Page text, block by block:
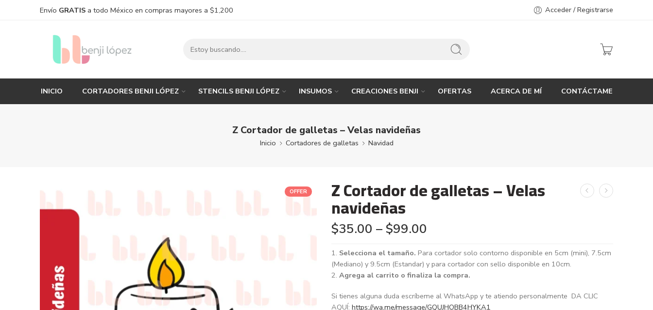
Envío GRATIS a todo México en compras mayores a $1,200 Acceder / Registrarse
INICIO CORTADORES BENJI LÓPEZ STENCILS BENJI LÓPEZ INSUMOS CREACIONES BENJI OFERTAS ACERCA DE MÍ CONTÁCTAME
Z Cortador de galletas – Velas navideñas
Inicio Cortadores de galletas Navidad
OFFER Z Cortador de galletas – Velas
navideñas
$35.00 – $99.00
Selecciona el tamaño. Para cortador solo contorno disponible en 5cm (mini), 7.5cm
(Mediano) y 9.5cm (Estandar) y para cortador con sello disponible en 10cm.
Agrega al carrito o finaliza la compra.
Si tienes alguna duda escríbeme al WhatsApp y te atiendo personalmente DA CLIC
AQUÍ: https://wa.me/message/GQUJHOBB4HYKA1